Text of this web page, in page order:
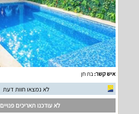
איש קשר: בת חן
לא נמצאו חוות דעת
לא עודכנו תאריכים פנויים